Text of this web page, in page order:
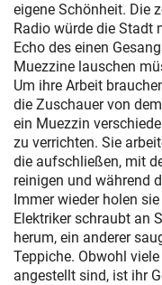
eigene Schönheit. Die
Radio würde die Stadt
Echo des einen
Muezzine lauschen
Um ihre Arbeit
die Zuschauer von
ein Muezzin
zu verrichten. Sie
die aufschließen, mit
reinigen und während
Immer wieder holen
Elektriker schraubt an
herum, ein anderer
Teppiche. Obwohl
angestellt sind, ist ihr